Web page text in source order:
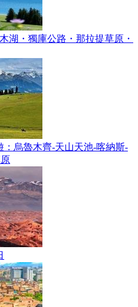
湖・獨庫公路・那拉提草原・
：烏魯木齊-天山天池-喀納斯-